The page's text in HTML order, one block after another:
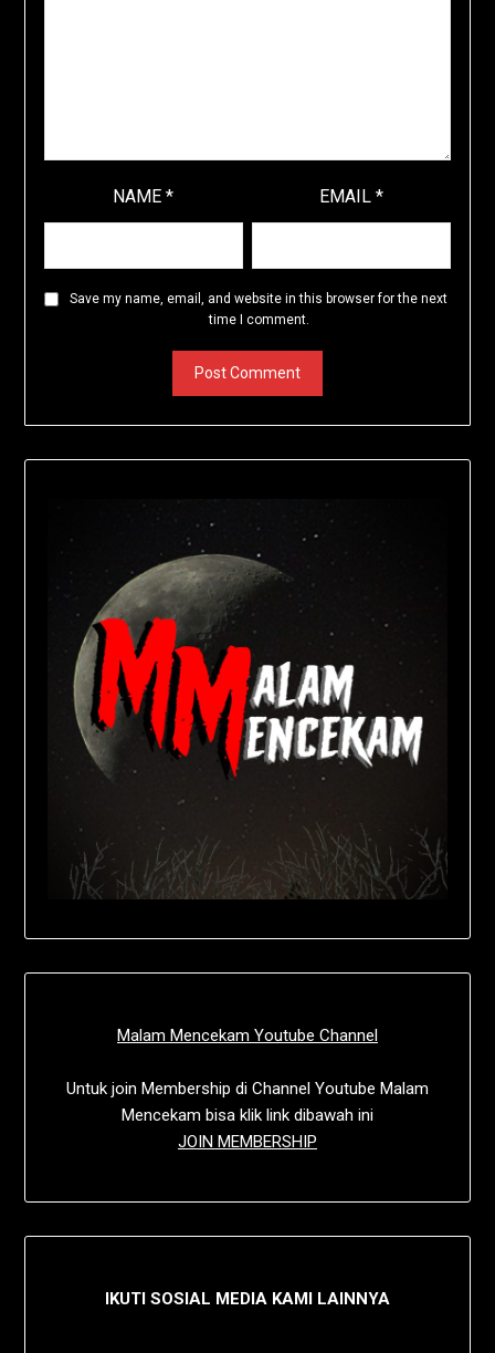
NAME* EMAIL*
Save my name, email, and website in this browser for the next
time I comment.
Malam Mencekam Youtube Channel
Untuk join Membership di Channel Youtube Malam
Mencekam bisa klik link dibawah ini
JOIN MEMBERSHIP
IKUTI SOSIAL MEDIA KAMI LAINNYA